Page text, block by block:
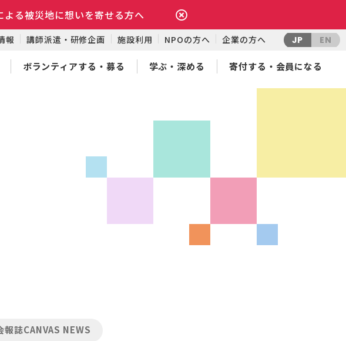
よる被災地に想いを寄せる方へ
報 講師派遣・研修企画 施設利用 NPOの方へ 企業の方へ JP EN
ボランティアする・募る 学ぶ・深める 寄付する・会員になる
報誌CANVAS NEWS